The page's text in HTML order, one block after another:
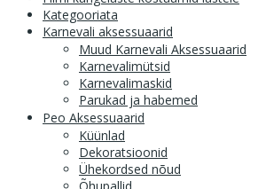
Kategooriata
Karnevali aksessuaarid
Muud Karnevali Aksessuaarid
Karnevalimütsid
Karnevalimaskid
Parukad ja habemed
Peo Aksessuaarid
Küünlad
Dekoratsioonid
Ühekordsed nõud
Õhupallid